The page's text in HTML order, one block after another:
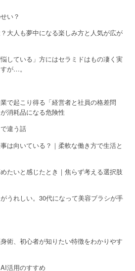
い？
大人も夢中になる楽しみ方と人気が広が
している」方にはセラミドはもの凄く実
が…。
で起こり得る「経営者と社員の格差問
消耗品になる危険性
違う話
は向いている？｜柔軟な働き方で生活と
たいと感じたとき｜焦らず考える選択肢
うれしい。30代になって美容ブラシが手
術、初心者が知りたい特徴をわかりやす
活用のすすめ